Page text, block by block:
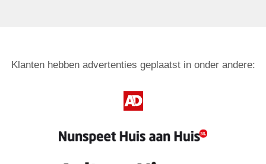
Klanten hebben advertenties geplaatst in onder andere: